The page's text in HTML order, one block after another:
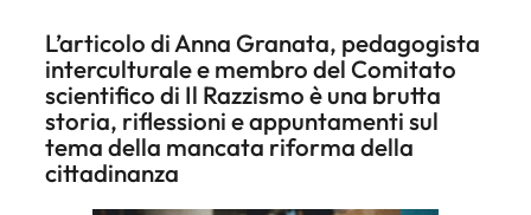
L’articolo diAnna Granata, pedagogista
interculturale e membro delComitato
scientifico di Il Razzismo è una brutta
storia, riflessioni e appuntamenti sul
tema della mancata riforma della
cittadinanza